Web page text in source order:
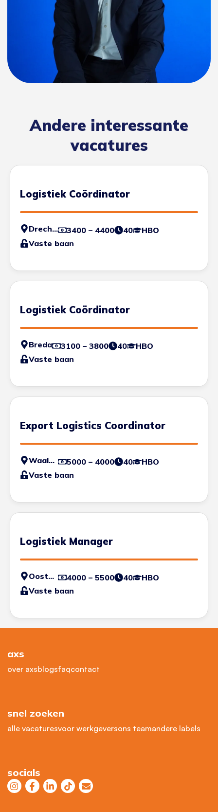
Andere interessante
vacatures
Logistiek Coördinator
Drechtsteden 3400 – 4400 40
HBO
Vaste baan
Logistiek Coördinator
Breda 3100 – 3800 40
HBO
Vaste baan
Export Logistics Coordinator
Waalwijk 5000 – 4000 40
HBO
Vaste baan
Logistiek Manager
Oosterhout 4000 – 5500 40
HBO
Vaste baan
axs
over axsblogsfaqcontact
snel zoeken
alle vacaturesvoor werkgeversons teamandere labels
socials